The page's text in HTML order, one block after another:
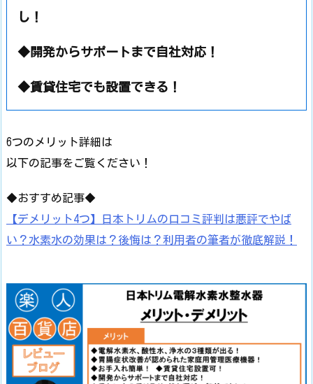
し！
◆開発からサポートまで自社対応！
◆賃貸住宅でも設置できる！
6つのメリット詳細は
以下の記事をご覧ください！
◆おすすめ記事◆
【デメリット4つ】日本トリムの口コミ評判は悪評でやば
い？水素水の効果は？後悔は？利用者の筆者が徹底解説！